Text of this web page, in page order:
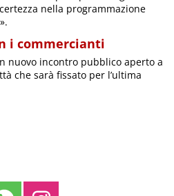
nella programmazione
i commercianti
nuovo incontro pubblico aperto a
che sarà fissato per l’ultima